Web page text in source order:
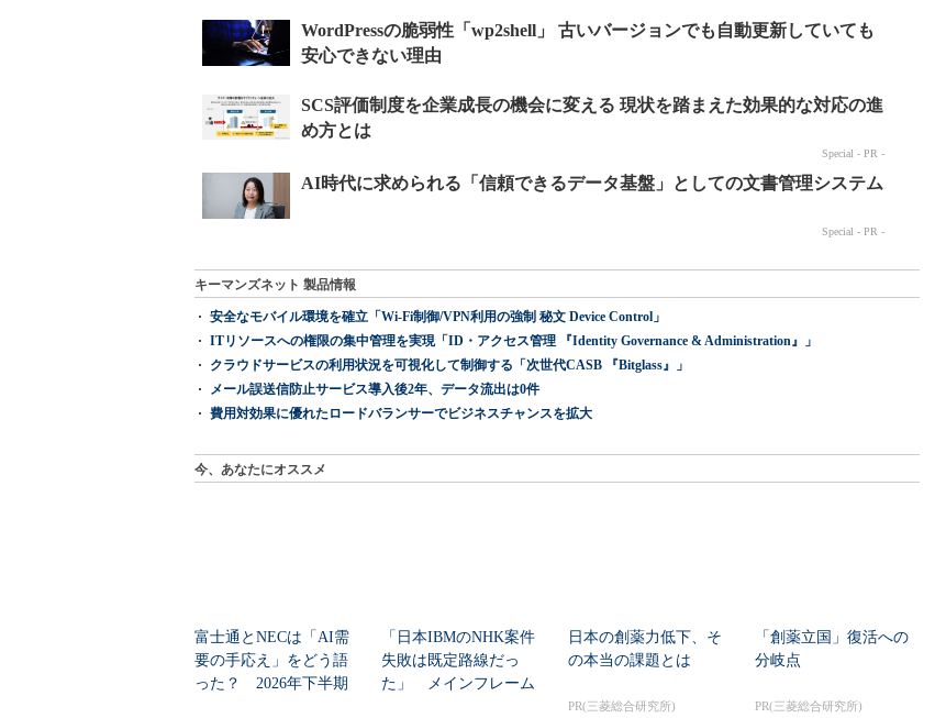
キーマンズネット 製品情報
安全なモバイル環境を確立「Wi-Fi制御/VPN利用の強制 秘文 Device Control」
ITリソースへの権限の集中管理を実現「ID・アクセス管理 『Identity Governance & Administration』」
クラウドサービスの利用状況を可視化して制御する「次世代CASB 『Bitglass』」
メール誤送信防止サービス導入後2年、データ流出は0件
費用対効果に優れたロードバランサーでビジネスチャンスを拡大
今、あなたにオススメ
富士通とNECは「AI需
要の手応え」をどう語
った？ 2026年下半期
「日本IBMのNHK案件
失敗は既定路線だっ
た」 メインフレーム
日本の創薬力低下、そ
の本当の課題とは
PR(三菱総合研究所)
「創薬立国」復活への
分岐点
PR(三菱総合研究所)